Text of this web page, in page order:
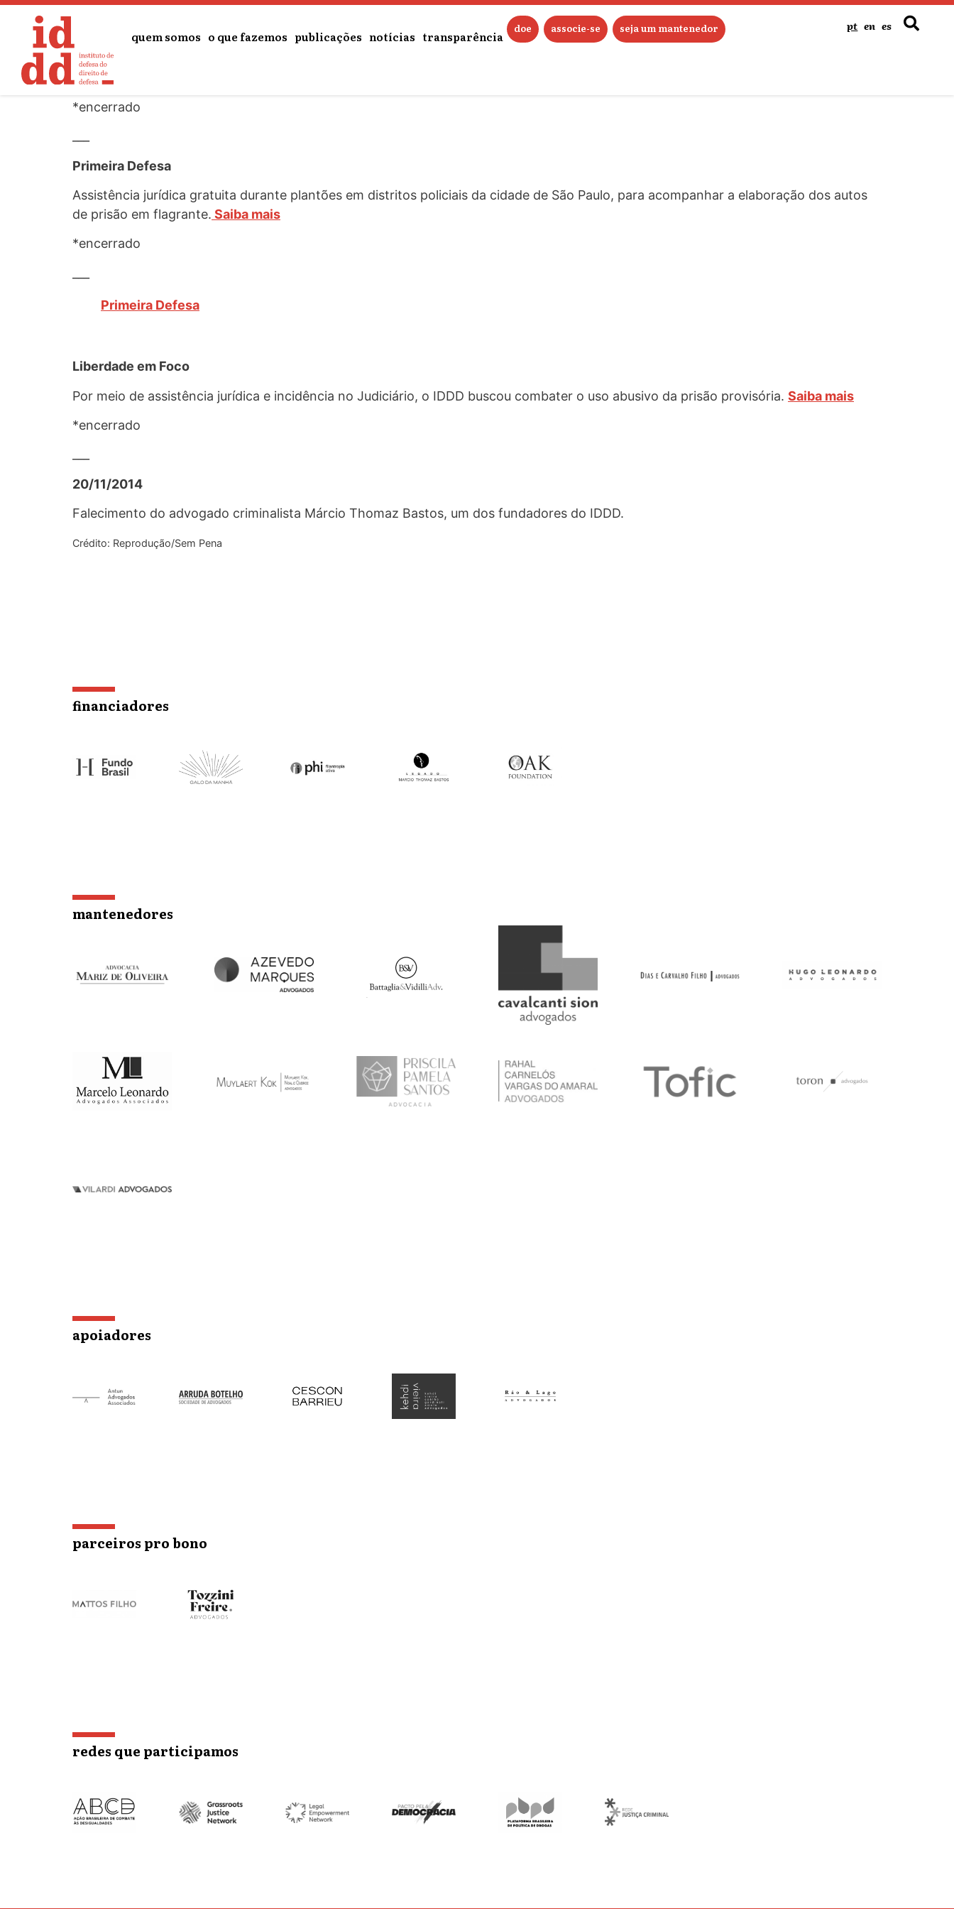
conteúdo
quem somos o que fazemos publicações notícias transparência
doe associe-se seja um mantenedor pt en es
Lançamento do documentário Sem Pena
Em parceria com a Heco Produçoes, direção de Eugênio Puppo, o IDDD lançou no espaço Itaú de Cinema, e em outras 11 salas, o
documentário
Festival de Brasília.
*encerrado
Primeira Defesa
Assistência jurídica gratuita durante plantões em distritos policiais da cidade de São Paulo, para acompanhar a elaboração dos autos
de prisão em flagrante. Saiba mais
*encerrado
Primeira Defesa
Liberdade em Foco
Por meio de assistência jurídica e incidência no Judiciário, o IDDD buscou combater o uso abusivo da prisão provisória. Saiba mais
*encerrado
20/11/2014
Falecimento do advogado criminalista Márcio Thomaz Bastos, um dos fundadores do IDDD.
Crédito: Reprodução/Sem Pena
financiadores
mantenedores
apoiadores
parceiros pro bono
redes que participamos